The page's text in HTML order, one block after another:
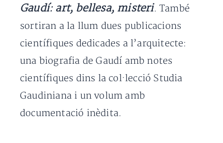
Gaudí: art, bellesa, misteri. També
sortiran a la llum dues publicacions
científiques dedicades a l’arquitecte:
una biografia de Gaudí amb notes
científiques dins la col·lecció Studia
Gaudiniana i un volum amb
documentació inèdita.